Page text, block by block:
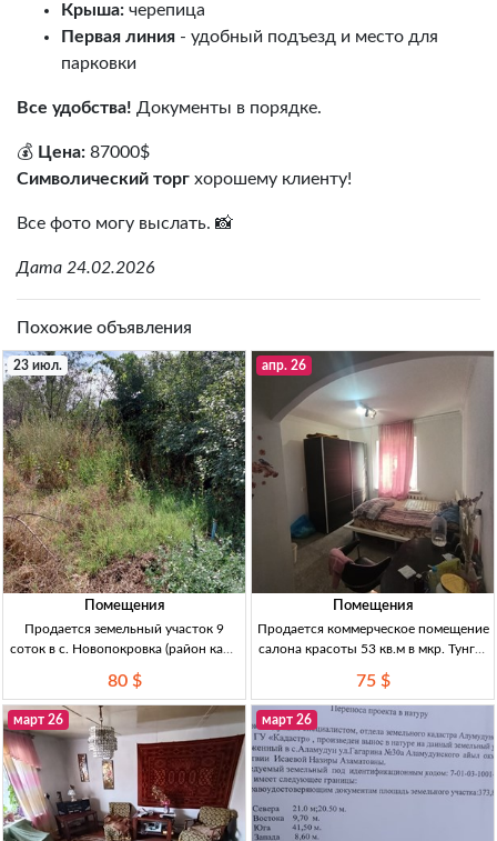
Крыша: черепица
Первая линия - удобный подъезд и место для
парковки
Все удобства! Документы в порядке.
💰 Цена: 87000$
Символический торг хорошему клиенту!
Все фото могу выслать. 📸
Дата 24.02.2026
Похожие объявления
23 июл.
Помещения
Продается земельный участок 9
соток в с. Новопокровка (район кафе
кн), с.Новопокровка, р-н кафе
«Татьяна», ул.Калинина. Ш=13,3м,
Д=72,2м. Комм: эл-во,
80 $
апр. 26
Помещения
Продается коммерческое помещение
салона красоты 53 кв.м в мкр. Тунгуч
Кыргызстане Продается
коммерческое помещение (салон
красоты) 53 кв.м, 1 этаж, мкр. Тунгуч,
документы в порядке,
75 $
март 26 март 26